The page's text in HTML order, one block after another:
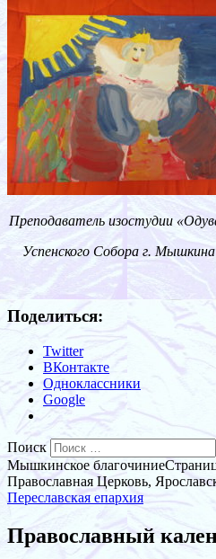
Преподаватель изостудии
Успенского Собора г.
Поделиться:
Twitter
ВКонтакте
Одноклассники
Google
Поиск
Мышкинское благочиние
Православная Церковь,
Переславская епархия
Православный